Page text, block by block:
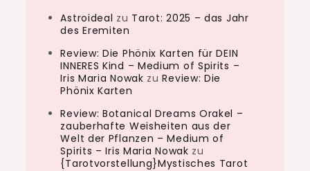
Astroideal zu Tarot: 2025 – das Jahr
des Eremiten
Review: Die Phönix Karten für DEIN
INNERES Kind – Medium of Spirits –
Iris Maria Nowak zuReview: Die
Phönix Karten
Review: Botanical Dreams Orakel –
zauberhafte Weisheiten aus der
Welt der Pflanzen – Medium of
Spirits – Iris Maria Nowak zu
{Tarotvorstellung}Mystisches Tarot